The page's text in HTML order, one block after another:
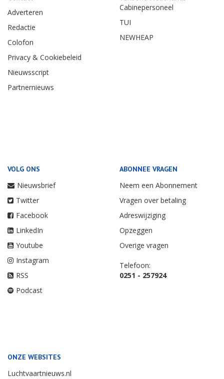
Adverteren
Redactie
Colofon
Privacy & Cookiebeleid
Nieuwsscript
Partnernieuws
Cabinepersoneel
TUI
NEWHEAP
VOLG ONS
Nieuwsbrief
Twitter
Facebook
LinkedIn
Youtube
Instagram
RSS
Podcast
ABONNEE VRAGEN
Neem een Abonnement
Vragen over betaling
Adreswijziging
Opzeggen
Overige vragen
Telefoon:
0251 - 257924
ONZE WEBSITES
Luchtvaartnieuws.nl